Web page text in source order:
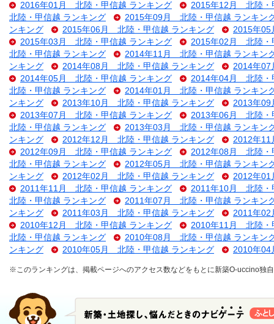
2016年01月 北陸・甲信越 ランキング
2015年12月 北陸・
北陸・甲信越 ランキング
2015年09月 北陸・甲信越 ランキン
ンキング
2015年06月 北陸・甲信越 ランキング
2015年
2015年03月 北陸・甲信越 ランキング
2015年02月 北陸・
北陸・甲信越 ランキング
2014年11月 北陸・甲信越 ランキン
ンキング
2014年08月 北陸・甲信越 ランキング
2014年
2014年05月 北陸・甲信越 ランキング
2014年04月 北陸・
北陸・甲信越 ランキング
2014年01月 北陸・甲信越 ランキン
ンキング
2013年10月 北陸・甲信越 ランキング
2013年
2013年07月 北陸・甲信越 ランキング
2013年06月 北陸・
北陸・甲信越 ランキング
2013年03月 北陸・甲信越 ランキン
ンキング
2012年12月 北陸・甲信越 ランキング
2012年
2012年09月 北陸・甲信越 ランキング
2012年08月 北陸・
北陸・甲信越 ランキング
2012年05月 北陸・甲信越 ランキン
ンキング
2012年02月 北陸・甲信越 ランキング
2012年
2011年11月 北陸・甲信越 ランキング
2011年10月 北陸・
北陸・甲信越 ランキング
2011年07月 北陸・甲信越 ランキン
ンキング
2011年03月 北陸・甲信越 ランキング
2011年
2010年12月 北陸・甲信越 ランキング
2010年11月 北陸・
北陸・甲信越 ランキング
2010年08月 北陸・甲信越 ランキン
ンキング
2010年05月 北陸・甲信越 ランキング 2010年
※このランキングは、掲載ページへのアクセス数などをもとに新築O-uccino独